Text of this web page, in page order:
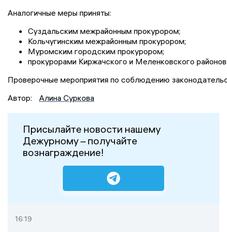
Аналогичные меры приняты:
Суздальским межрайонным прокурором;
Кольчугинским межрайонным прокурором;
Муромским городским прокурором;
прокурорами Киржачского и Меленковского
Проверочные мероприятия по соблюдению
Автор:
Алина Суркова
Присылайте новости нашему
Дежурному – получайте
вознаграждение!
16:19